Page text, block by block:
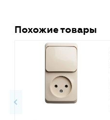
Похожие товары